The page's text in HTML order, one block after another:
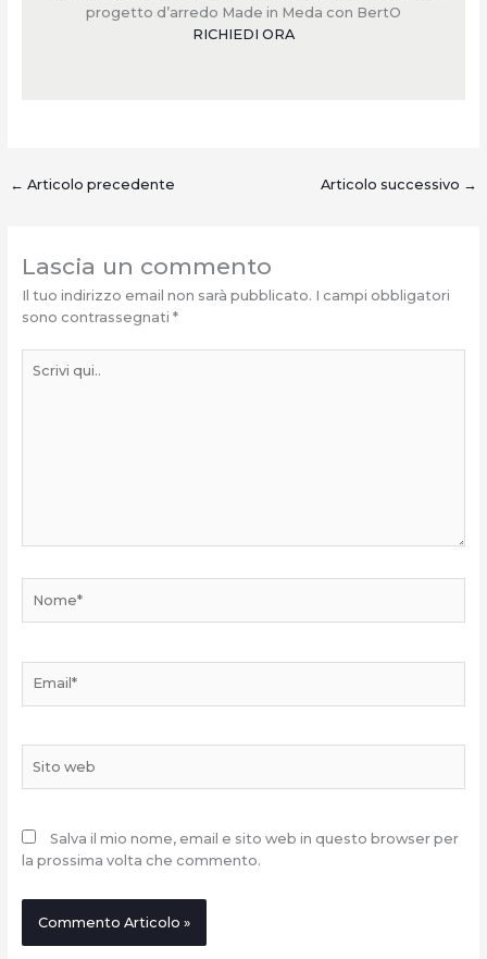
progetto d’arredo Made in Meda con BertO
RICHIEDI ORA
← Articolo precedente Articolo successivo →
Lascia un commento
Il tuo indirizzo email non sarà pubblicato. I campi obbligatori
sono contrassegnati *
qui..
web
Salva il mio nome, email e sito web in questo browser per
la prossima volta che commento.